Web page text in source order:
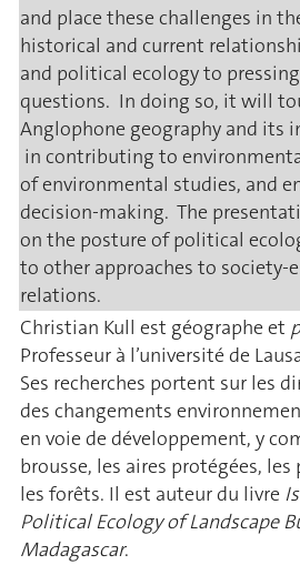
and place these challenges in
historical and current
and political ecology to
questions. In doing so, it will
Anglophone geography and its
in contributing to
of environmental studies, and
decision-making. The
on the posture of political
to other approaches to society-
relations.
Christian Kull est géographe et
Professeur à l’université de
Ses recherches portent sur les
des changements
en voie de développement, y
brousse, les aires protégées,
les forêts. Il est auteur du livre
Political Ecology of Landscape
Madagascar.